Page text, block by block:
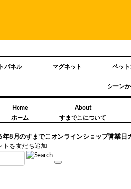
パネル マグネット ペッ
シーン
Home
ホーム
About
すまでこについて
年8月のすまでこオンラインショップ営業日